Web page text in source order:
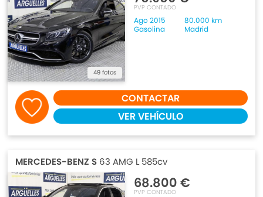
49 fotos
PVP CONTADO
Ago 2015
80.000 km
Gasolina
Madrid
CONTACTAR
VER VEHÍCULO
MERCEDES-BENZ S 63 AMG L 585cv
68.800 €
PVP CONTADO